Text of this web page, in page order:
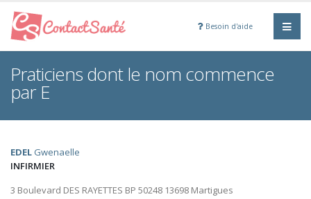
Besoin d'aide
Praticiens dont le nom commence
par E
EDEL Gwenaelle
INFIRMIER
3 Boulevard DES RAYETTES BP 50248 13698 Martigues